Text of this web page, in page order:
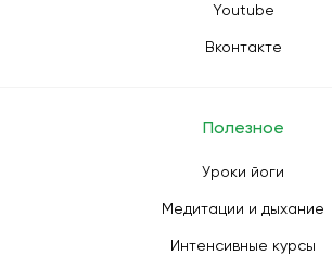
Youtube
Вконтакте
Полезное
Уроки йоги
Медитации и дыхание
Интенсивные курсы